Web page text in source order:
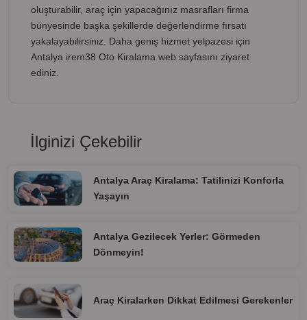
oluşturabilir, araç için yapacağınız masrafları firma
bünyesinde başka şekillerde değerlendirme fırsatı
yakalayabilirsiniz. Daha geniş hizmet yelpazesi için
Antalya irem38 Oto Kiralama web sayfasını ziyaret
ediniz.
İlginizi Çekebilir
Antalya Araç Kiralama: Tatilinizi Konforla
Yaşayın
Antalya Gezilecek Yerler: Görmeden
Dönmeyin!
Araç Kiralarken Dikkat Edilmesi Gerekenler